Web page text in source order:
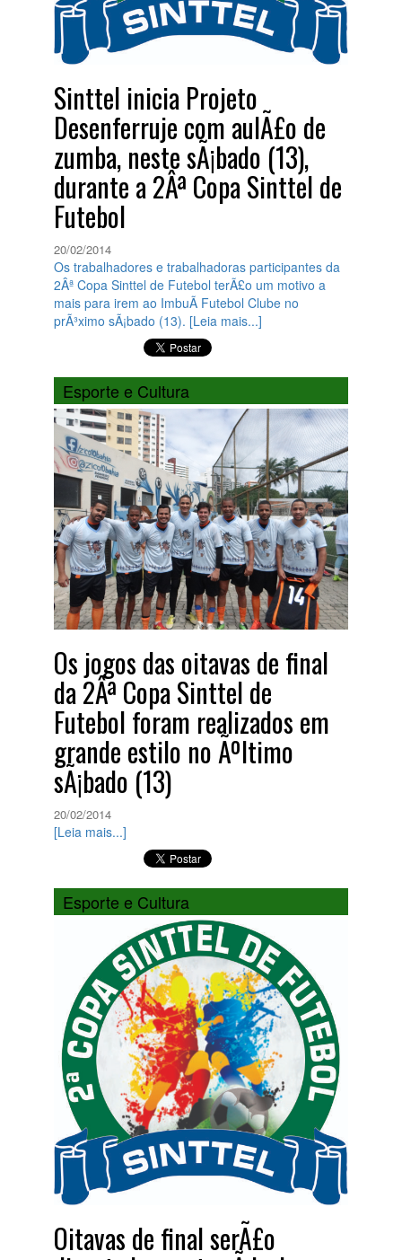
Sinttel inicia Projeto
Desenferruje com aulÃ£o de
zumba, neste sÃ¡bado (13),
durante a 2Âª Copa Sinttel de
Futebol
20/02/2014
Os trabalhadores e trabalhadoras participantes da
2Âª Copa Sinttel de Futebol terÃ£o um motivo a
mais para irem ao ImbuÃ­ Futebol Clube no
prÃ³ximo sÃ¡bado (13). [Leia mais...]
Esporte e Cultura
Os jogos das oitavas de final
da 2Âª Copa Sinttel de
Futebol foram realizados em
grande estilo no Ãºltimo
sÃ¡bado (13)
20/02/2014
[Leia mais...]
Esporte e Cultura
Oitavas de final serÃ£o